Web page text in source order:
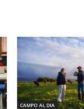
CAMPO AL DIA